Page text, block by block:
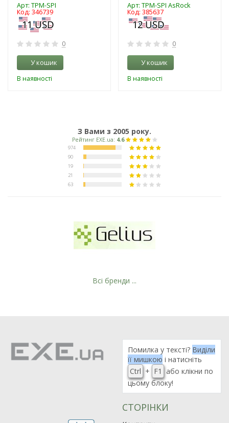
Арт: TPM-SPI
Код: 346739
0
У кошик
В наявності
Арт: TPM-SPI AsRock
Код: 385637
0
У кошик
В наявності
З Вами з 2005 року.
Рейтинг EXE.ua:4.6
974
Всі бренди ...
Помилка у тексті? Виділи
її мишкою і натисніть
Ctrl + F1
або клікни по
цьому блоку!
СТОРІНКИ